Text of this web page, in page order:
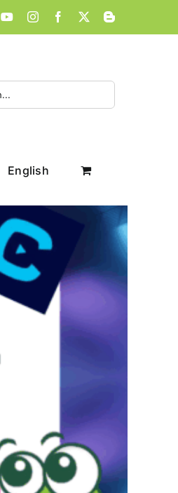
YouTubeInstagramFacebook
X Blogger
English